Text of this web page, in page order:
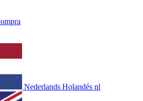
Nederlands Holandés nl